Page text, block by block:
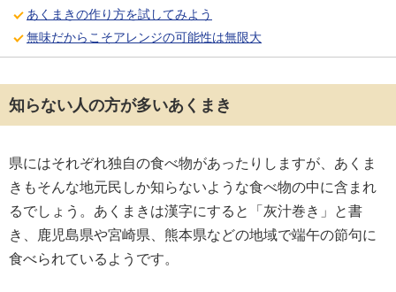
あくまきの作り方を試してみよう
無味だからこそアレンジの可能性は無限大
知らない人の方が多いあくまき
県にはそれぞれ独自の食べ物があったりしますが、あくま
きもそんな地元民しか知らないような食べ物の中に含まれ
るでしょう。あくまきは漢字にすると「灰汁巻き」と書
き、鹿児島県や宮崎県、熊本県などの地域で端午の節句に
食べられているようです。